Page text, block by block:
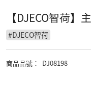
【DJECO智荷
#DJECO智荷
商品品號 ： DJ08198